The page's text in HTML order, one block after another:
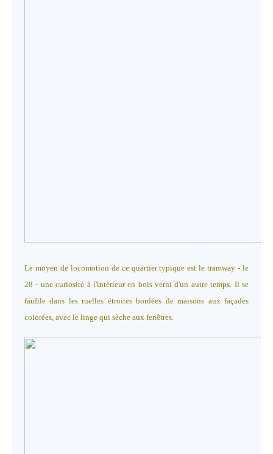
Le moyen de locomotion de ce quartier typique est le tramway - le
28 - une curiosité à l'intérieur en bois verni d'un autre temps. Il se
faufile dans les ruelles étroites bordées de maisons aux façades
colorées, avec le linge qui sèche aux fenêtres.